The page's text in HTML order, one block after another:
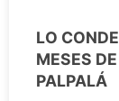
LO
MESES
PALPALÁ